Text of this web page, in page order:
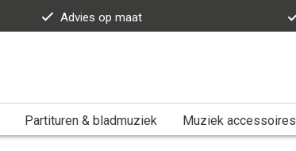
Advies op maat
Partituren & bladmuziek Muziek accessoires